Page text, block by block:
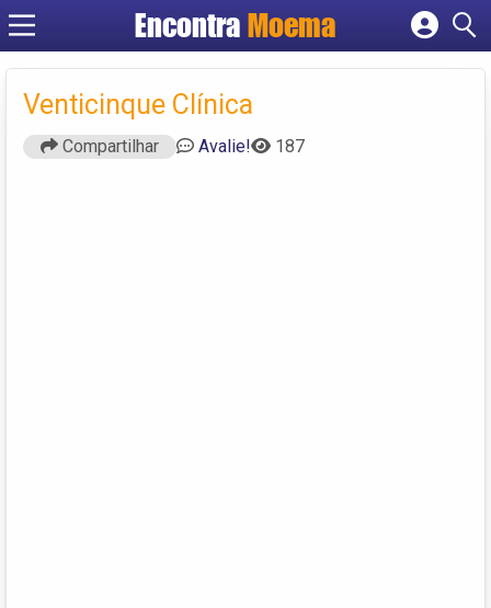
Encontra Moema
Criar conta
Venticinque Clínica
Compartilhar Avalie! 187